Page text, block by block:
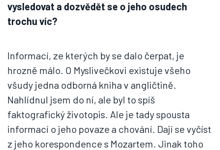
vysledovat a dozvědět se o jeho osudech
trochu víc?
Informací, ze kterých by se dalo čerpat, je
hrozně málo. O Myslivečkovi existuje všeho
všudy jedna odborná kniha v angličtině.
Nahlídnul jsem do ní, ale byl to spíš
faktografický životopis. Ale je tady spousta
informací o jeho povaze a chování. Dají se vyčíst
z jeho korespondence s Mozartem. Jinak toho